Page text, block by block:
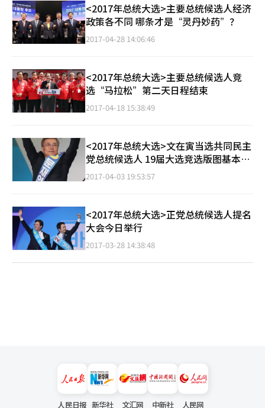
<2017年总统大选>主要总统候选人经济
政策各不同 哪条才是“灵丹妙药”？
2017-04-28 14:06:46
<2017年总统大选>主要总统候选人竞
选“马拉松”第二天日程结束
2017-04-18 15:38:49
<2017年总统大选>文在寅当选共同民主
党总统候选人 19届大选竞选版图基本成
型
2017-04-03 19:53:57
<2017年总统大选>正党总统候选人提名
大会今日举行
2017-03-28 14:38:48
人民日报 新华社 文汇网 中新社 人民网